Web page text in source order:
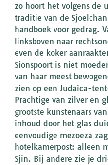
zo hoort het volgens de
traditie van de
handboek voor gedrag.
linksboven naar
even de koker
Sionspoort is niet
van haar meest
zien op een Judaica-
Prachtige van zilver en
grootste kunstenaars
inhoud door het glas
eenvoudige mezoeza
hotelkamerpost: alleen
Sjin. Bij andere zie je